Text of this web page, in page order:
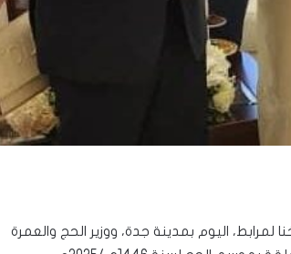
اليوم بمدينة جدة، ووزير الحج والعمرة